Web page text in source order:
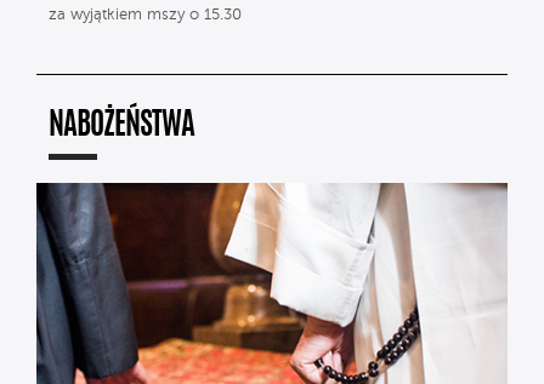
za wyjątkiem mszy o 15.30
NABOŻEŃSTWA